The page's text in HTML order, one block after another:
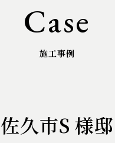
Case
施工事例
佐久市S 様邸